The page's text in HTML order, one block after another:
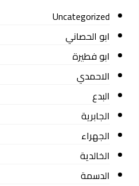
Uncategorized
ابو الحصاني
ابو فطيرة
الاحمدي
البدع
الجابرية
الجهراء
الخالدية
الدسمة